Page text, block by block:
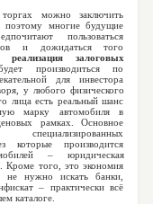
можно заключить
поэтому многие будущие
пользоваться
и дожидаться того
реализация залоговых
производиться по
для инвестора
у любого физического
лица есть реальный шанс
марку автомобиля в
рамках. Основное
специализированных
которые производится
– юридическая
Кроме того, это экономия
нужно искать банки,
– практически всё
каталоге.